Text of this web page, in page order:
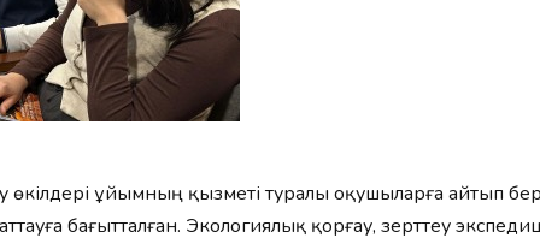
ұйымның қызметі туралы оқушыларға айтып
бағытталған. Экологиялық қорғау, зерттеу